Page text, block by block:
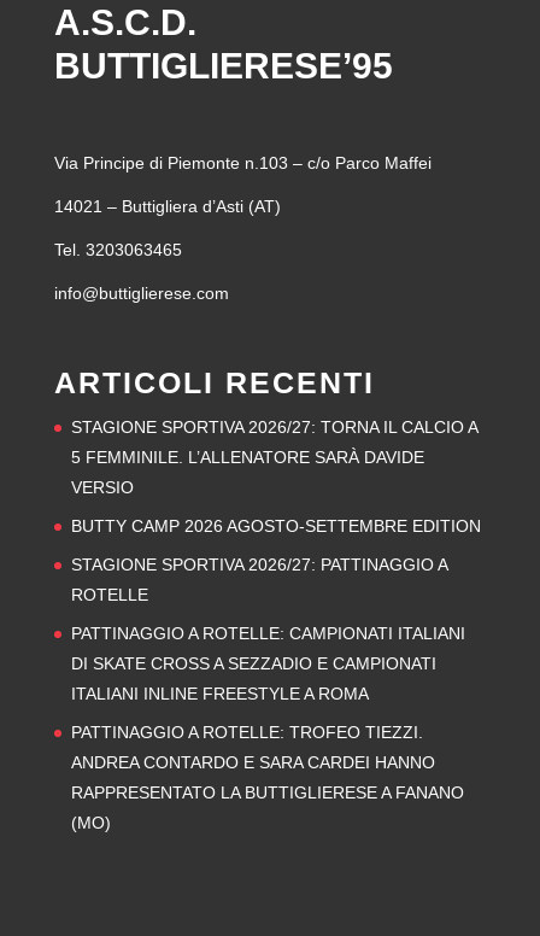
A.S.C.D.
BUTTIGLIERESE’95
Via Principe di Piemonte n.103 – c/o Parco Maffei
14021 – Buttigliera d’Asti (AT)
Tel. 3203063465
info@buttiglierese.com
ARTICOLI RECENTI
STAGIONE SPORTIVA 2026/27: TORNA IL CALCIO A
5 FEMMINILE. L’ALLENATORE SARÀ DAVIDE
VERSIO
BUTTY CAMP 2026 AGOSTO-SETTEMBRE EDITION
STAGIONE SPORTIVA 2026/27: PATTINAGGIO A
ROTELLE
PATTINAGGIO A ROTELLE: CAMPIONATI ITALIANI
DI SKATE CROSS A SEZZADIO E CAMPIONATI
ITALIANI INLINE FREESTYLE A ROMA
PATTINAGGIO A ROTELLE: TROFEO TIEZZI.
ANDREA CONTARDO E SARA CARDEI HANNO
RAPPRESENTATO LA BUTTIGLIERESE A FANANO
(MO)